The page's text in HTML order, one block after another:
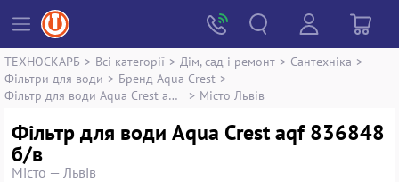
ТЕХНОСКАРБ > Всі категорії > Дім, сад і ремонт > Сантехніка >
Фільтри для води > Бренд Aqua Crest >
Фільтр для води Aqua Crest aqf 836848
> Місто Львів
Фільтр для води Aqua Crest aqf 836848
б/в
Місто — Львів